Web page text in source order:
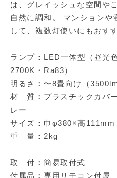
は、グレイッシュな空間や
自然に調和。 マンションや
して、複数灯使いにもおす
ランプ：LED一体型（昼光
2700K・Ra83）
明るさ：〜8畳向け（3500lm
材 質：プラスチックカバ
レー
サイズ：巾φ380×高111mm
重 量：2kg
取 付：簡易取付式
付属品：専用リモコン付属